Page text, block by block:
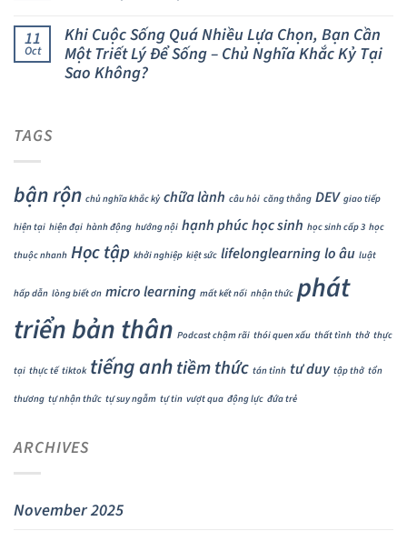
11
Oct
Khi Cuộc Sống Quá Nhiều Lựa Chọn, Bạn Cần
Một Triết Lý Để Sống – Chủ Nghĩa Khắc Kỷ Tại
Sao Không?
TAGS
bận rộn chủ nghĩa khắc kỷ chữa lành câu hỏi căng thẳng DEV giao tiếp
hiện tại hiện đại hành động hướng nội hạnh phúchọc sinh học sinh cấp 3 học
thuộc nhanh Học tập khởi nghiệp kiệt sức lifelonglearninglo âu luật
hấp dẫn lòng biết ơn micro learning mất kết nối nhận thức phát
triển bản thân Podcast chậm rãi thói quen xấu thất tình thở thực
tại thực tế tiktok tiếng anhtiềm thức tán tỉnh tư duy tập thở tổn
thương tự nhận thức tự suy ngẫm tự tin vượt qua động lực đứa trẻ
ARCHIVES
November 2025